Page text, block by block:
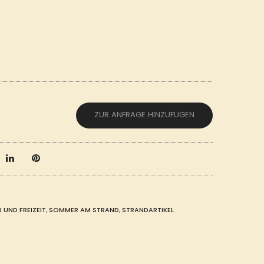
ZUR ANFRAGE HINZUFÜGEN
FREIZEIT,SOMMER AM STRAND,STRANDARTIKEL